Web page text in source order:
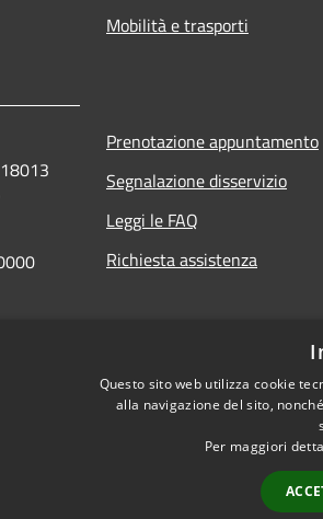
Mobilità e trasporti
Prenotazione appuntamento
Segnalazione disservizio
Leggi le FAQ
Richiesta assistenza
Questo sito web utilizza cookie
alla navigazione del sito,
Per maggiori